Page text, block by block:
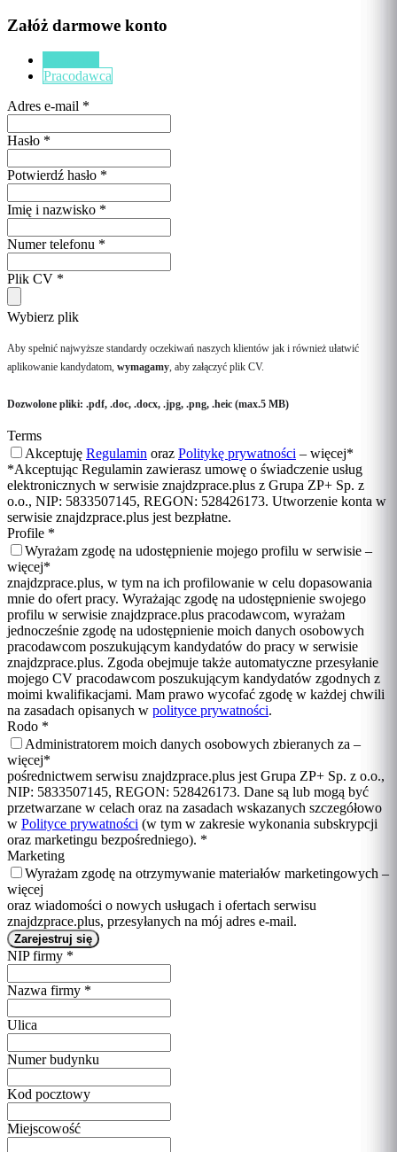
Załóż darmowe konto
Pracodawca
Adres e-mail *
Hasło *
Potwierdź hasło *
Imię i nazwisko *
Numer telefonu *
Plik CV *
Wybierz plik
Aby spełnić najwyższe standardy oczekiwań naszych klientów jak i również ułatwić
aplikowanie kandydatom, wymagamy, aby załączyć plik CV.
Dozwolone pliki: .pdf, .doc, .docx, .jpg, .png, .heic (max.5 MB)
Terms
Akceptuję Regulamin oraz Politykę prywatności – więcej*
*Akceptując Regulamin zawierasz umowę o świadczenie usług
elektronicznych w serwisie znajdzprace.plus z Grupa ZP+ Sp. z
o.o., NIP: 5833507145, REGON: 528426173. Utworzenie konta w
serwisie znajdzprace.plus jest bezpłatne.
Profile *
Wyrażam zgodę na udostępnienie mojego profilu w serwisie –
więcej*
znajdzprace.plus, w tym na ich profilowanie w celu dopasowania
mnie do ofert pracy. Wyrażając zgodę na udostępnienie swojego
profilu w serwisie znajdzprace.plus pracodawcom, wyrażam
jednocześnie zgodę na udostępnienie moich danych osobowych
pracodawcom poszukującym kandydatów do pracy w serwisie
znajdzprace.plus. Zgoda obejmuje także automatyczne przesyłanie
mojego CV pracodawcom poszukującym kandydatów zgodnych z
moimi kwalifikacjami. Mam prawo wycofać zgodę w każdej chwili
na zasadach opisanych w polityce prywatności.
Rodo *
Administratorem moich danych osobowych zbieranych za –
więcej*
pośrednictwem serwisu znajdzprace.plus jest Grupa ZP+ Sp. z o.o.,
NIP: 5833507145, REGON: 528426173. Dane są lub mogą być
przetwarzane w celach oraz na zasadach wskazanych szczegółowo
w Polityce prywatności (w tym w zakresie wykonania subskrypcji
oraz marketingu bezpośredniego). *
Marketing
Wyrażam zgodę na otrzymywanie materiałów marketingowych –
więcej
oraz wiadomości o nowych usługach i ofertach serwisu
znajdzprace.plus, przesyłanych na mój adres e-mail.
NIP firmy *
Nazwa firmy *
Ulica
Numer budynku
Kod pocztowy
Miejscowość